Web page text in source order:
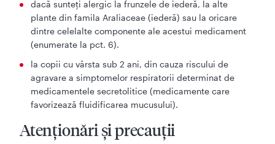
dacă sunteţi alergic la frunzele de iederă, la alte
plante din famila Araliaceae (iederă) sau la oricare
dintre celelalte componente ale acestui medicament
(enumerate la pct. 6).
la copii cu vârsta sub 2 ani, din cauza riscului de
agravare a simptomelor respiratorii determinat de
medicamentele secretolitice (medicamente care
favorizează fluidificarea mucusului).
Atenţionări şi precauţii